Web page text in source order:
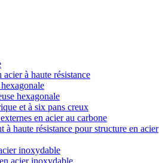
à haute résistance
hexagonale
et à six pans creux
en acier au carbone
à haute résistance pour structure en acier
inoxydable